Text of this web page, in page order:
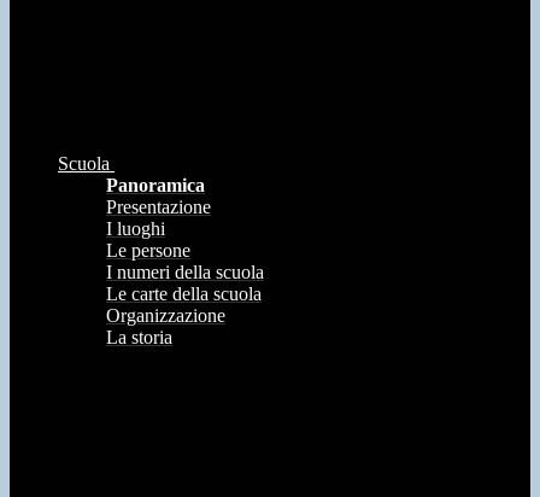
Scuola
Panoramica
Presentazione
I luoghi
Le persone
I numeri della scuola
Le carte della scuola
Organizzazione
La storia